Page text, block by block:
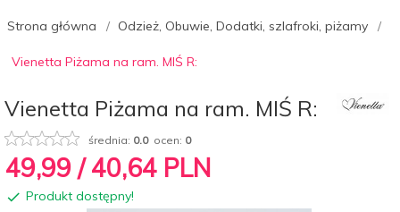
Strona główna Odzież, Obuwie, Dodatki, szlafroki, piżamy
Vienetta Piżama na ram. MIŚ R:
Vienetta Piżama na ram. MIŚ R:
średnia: 0.0ocen: 0
49,99 / 40,64 PLN
Produkt dostępny!